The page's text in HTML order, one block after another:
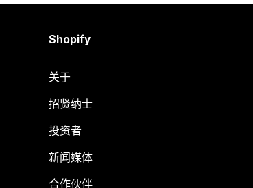
Shopify
关于
招贤纳士
投资者
新闻媒体
合作伙伴